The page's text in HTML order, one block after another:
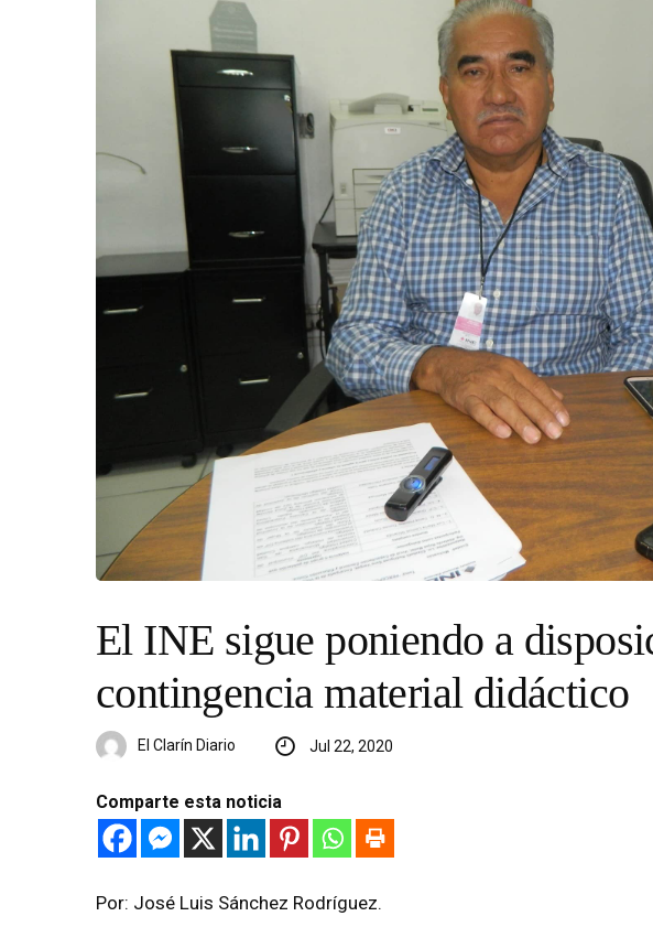
El INE sigue poniendo a
contingencia material didáctico
El Clarín Diario Jul 22, 2020
Comparte esta noticia
Por: José Luis Sánchez Rodríguez.